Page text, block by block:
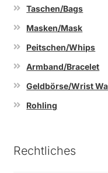
Taschen/Bags
Masken/Mask
Peitschen/Whips
Armband/Bracelet
Geldbörse/Wrist
Rohling
Rechtliches